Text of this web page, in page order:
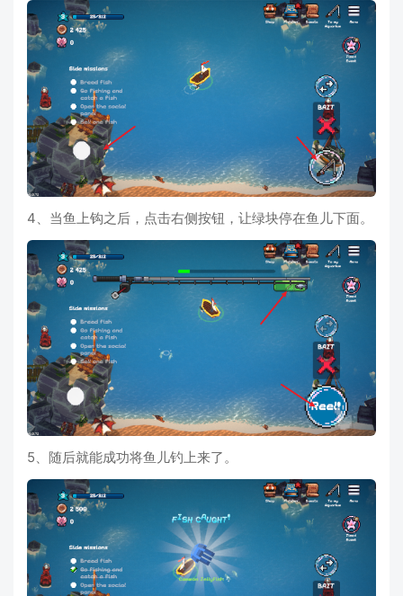
4、当鱼上钩之后，点击右侧按钮，让绿块停在鱼儿下面。
5、随后就能成功将鱼儿钓上来了。